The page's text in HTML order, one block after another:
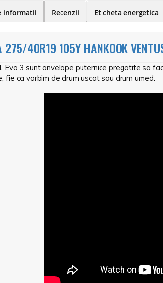
informatii Recenzii Eticheta energetica
275/40R19 105Y HANKOOK
Evo 3 sunt anvelope puternice pregatite sa
fie ca vorbim de drum uscat sau drum umed.